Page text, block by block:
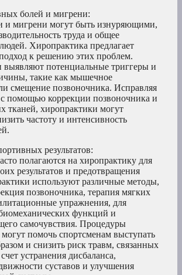
болей и мигрени:
и мигрени могут быть изнуряющими,
труда и общее
Хиропрактика предлагает
к решению этих проблем.
выявляют потенциальные триггеры и
такие как мышечное
смещение позвоночника. Исправляя
помощью коррекции позвоночника и
тканей, хиропрактики могут
частоту и интенсивность
результатов:
полагаются на хиропрактику для
результатов и предотвращения
используют различные методы,
позвоночника, терапия мягких
упражнения, для
функций и
самочувствия. Процедуры
помочь спортсменам выступать
и снизить риск травм, связанных
устранения дисбаланса,
суставов и улучшения